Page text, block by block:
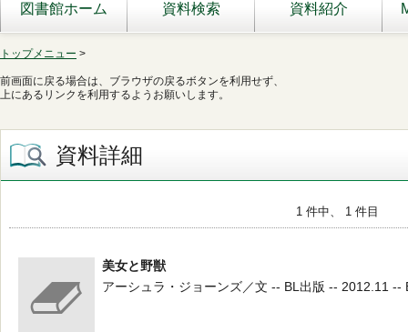
図書館ホーム 資料検索 資料紹介
トップメニュー >
前画面に戻る場合は、ブラウザの戻るボタンを利用せず、
上にあるリンクを利用するようお願いします。
資料詳細
1 件中、 1 件目
美女と野獣
アーシュラ・ジョーンズ／文 -- BL出版 -- 2012.11 --